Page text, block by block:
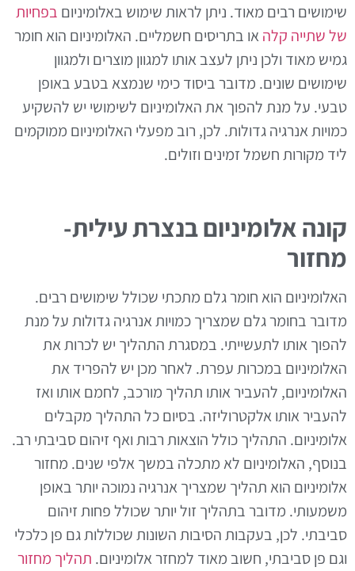
שימושים רבים מאוד. ניתן לראות שימוש באלומיניום בפחיות
של שתייה קלהאו בתריסים חשמליים. האלומיניום הוא חומר
גמיש מאוד ולכן ניתן לעצב אותו למגוון מוצרים ולמגוון
שימושים שונים. מדובר ביסוד כימי שנמצא בטבע באופן
טבעי. על מנת להפוך את האלומיניום לשימושי יש להשקיע
כמויות אנרגיה גדולות. לכן, רוב מפעלי האלומיניום ממוקמים
ליד מקורות חשמל זמינים וזולים.
קונה אלומיניום בנצרת עילית-
מחזור
האלומיניום הוא חומר גלם מתכתי שכולל שימושים רבים.
מדובר בחומר גלם שמצריך כמויות אנרגיה גדולות על מנת
להפוך אותו לתעשייתי. במסגרת התהליך יש לכרות את
האלומיניום במכרות עפרת. לאחר מכן יש להפריד את
האלומיניום, להעביר אותו תהליך מורכב, לחמם אותו ואז
להעביר אותו אלקטרוליזה. בסיום כל התהליך מקבלים
אלומיניום. התהליך כולל הוצאות רבות ואף זיהום סביבתי רב.
בנוסף, האלומיניום לא מתכלה במשך אלפי שנים. מחזור
אלומיניום הוא תהליך שמצריך אנרגיה נמוכה יותר באופן
משמעותי. מדובר בתהליך זול יותר שכולל פחות זיהום
סביבתי. לכן, בעקבות הסיבות השונות שכוללות גם פן כלכלי
וגם פן סביבתי, חשוב מאוד למחזר אלומיניום. תהליך מחזור